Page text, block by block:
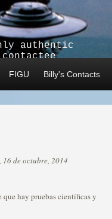
authentic
FIGU Billy's Contacts
de octubre, 2014
hay pruebas científicas y